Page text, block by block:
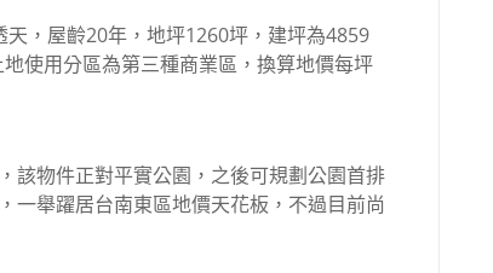
，屋齡20年，地坪1260坪，建坪為4859
使用分區為第三種商業區，換算地價每坪
該物件正對平實公園，之後可規劃公園首排
一舉躍居台南東區地價天花板，不過目前尚